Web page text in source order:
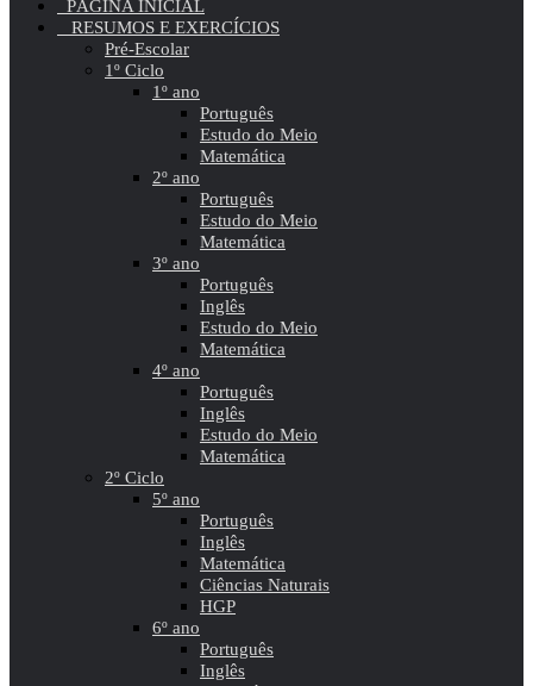
PÁGINA INICIAL
RESUMOS E EXERCÍCIOS
Pré-Escolar
1º Ciclo
1º ano
Português
Estudo do Meio
Matemática
2º ano
Português
Estudo do Meio
Matemática
3º ano
Português
Inglês
Estudo do Meio
Matemática
4º ano
Português
Inglês
Estudo do Meio
Matemática
2º Ciclo
5º ano
Português
Inglês
Matemática
Ciências Naturais
HGP
6º ano
Português
Inglês